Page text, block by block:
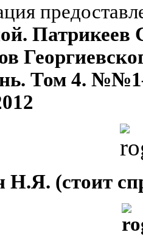
Том 4.
Н.Я. (стоит